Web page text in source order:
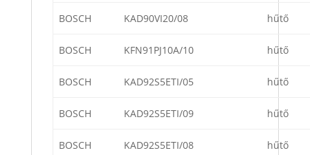
BOSCH KAD90VI20/08 hűtő
BOSCH KFN91PJ10A/10 hűtő
BOSCH KAD92S5ETI/05 hűtő
BOSCH KAD92S5ETI/09 hűtő
BOSCH KAD92S5ETI/08 hűtő